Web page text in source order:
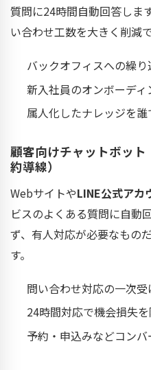
質問に24時間自動回答しま
い合わせ工数を大きく削減で
バックオフィスへの繰
新入社員のオンボーディ
属人化したナレッジを
顧客向けチャットボッ
約導線）
WebサイトやLINE公式アカ
ビスのよくある質問に自動
ず、有人対応が必要なもの
す。
問い合わせ対応の一次
24時間対応で機会損失
予約・申込みなどコン